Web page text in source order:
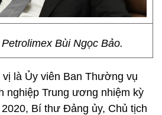
Bùi Ngọc Bảo.
là Ủy viên Ban Thường vụ
nghiệp Trung ương nhiệm kỳ
Bí thư Đảng ủy, Chủ tịch